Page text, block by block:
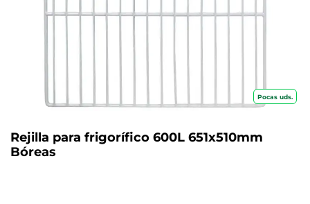
Pocas uds.
Rejilla para frigorífico 600L 651x510mm
Bóreas